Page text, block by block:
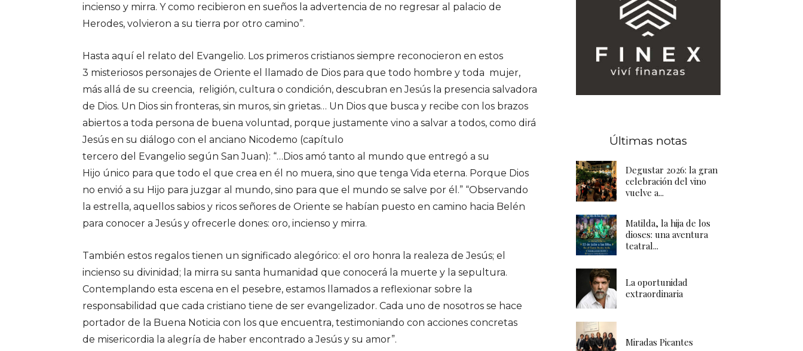
incienso y mirra. Y como recibieron en sueños la advertencia de no regresar al palacio de
Herodes, volvieron a su tierra por otro camino”.
Hasta aquí el relato del Evangelio. Los primeros cristianos siempre reconocieron en estos
3 misteriosos personajes de Oriente el llamado de Dios para que todo hombre y toda mujer,
más allá de su creencia, religión, cultura o condición, descubran en Jesús la presencia salvadora
de Dios. Un Dios sin fronteras, sin muros, sin grietas… Un Dios que busca y recibe con los brazos
abiertos a toda persona de buena voluntad, porque justamente vino a salvar a todos, como dirá
Jesús en su diálogo con el anciano Nicodemo (capítulo
tercero del Evangelio según San Juan): “…Dios amó tanto al mundo que entregó a su
Hijo único para que todo el que crea en él no muera, sino que tenga Vida eterna. Porque Dios
no envió a su Hijo para juzgar al mundo, sino para que el mundo se salve por él.” “Observando
la estrella, aquellos sabios y ricos señores de Oriente se habían puesto en camino hacia Belén
para conocer a Jesús y ofrecerle dones: oro, incienso y mirra.
También estos regalos tienen un significado alegórico: el oro honra la realeza de Jesús; el
incienso su divinidad; la mirra su santa humanidad que conocerá la muerte y la sepultura.
Contemplando esta escena en el pesebre, estamos llamados a reflexionar sobre la
responsabilidad que cada cristiano tiene de ser evangelizador. Cada uno de nosotros se hace
portador de la Buena Noticia con los que encuentra, testimoniando con acciones concretas
de misericordia la alegría de haber encontrado a Jesús y su amor”.
Últimas notas
Degustar 2026: la gran
celebración del vino
vuelve a...
Matilda, la hija de los
dioses: una aventura
teatral...
La oportunidad
extraordinaria
Miradas Picantes